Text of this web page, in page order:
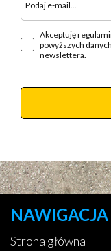
Akceptuję
powyższych
newslettera.
NAWIGACJA
Strona główna